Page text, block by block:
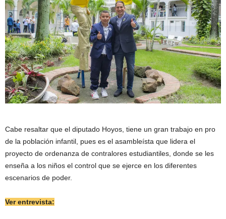
Cabe resaltar que el diputado Hoyos, tiene un gran trabajo en pro
de la población infantil, pues es el asambleísta que lidera el
proyecto de ordenanza de contralores estudiantiles, donde se les
enseña a los niños el control que se ejerce en los diferentes
escenarios de poder.
Ver entrevista: